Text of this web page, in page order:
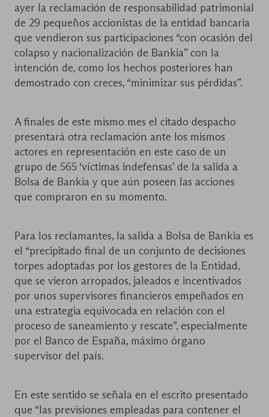
ayer la reclamación de responsabilidad patrimonial
de 29 pequeños accionistas de la entidad bancaria
que vendieron sus participaciones “con ocasión del
colapso y nacionalización de Bankia” con la
intención de, como los hechos posteriores han
demostrado con creces, “minimizar sus pérdidas”.
A finales de este mismo mes el citado despacho
presentará otra reclamación ante los mismos
actores en representación en este caso de un
grupo de 565 ‘víctimas indefensas’ de la salida a
Bolsa de Bankia y que aún poseen las acciones
que compraron en su momento.
Para los reclamantes, la salida a Bolsa de Bankia es
el “precipitado final de un conjunto de decisiones
torpes adoptadas por los gestores de la Entidad,
que se vieron arropados, jaleados e incentivados
por unos supervisores financieros empeñados en
una estrategia equivocada en relación con el
proceso de saneamiento y rescate”, especialmente
por el Banco de España, máximo órgano
supervisor del país.
En este sentido se señala en el escrito presentado
que “las previsiones empleadas para contener el